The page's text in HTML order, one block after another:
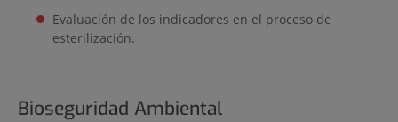
Evaluación de los indicadores en el proceso de
esterilización.
Bioseguridad Ambiental